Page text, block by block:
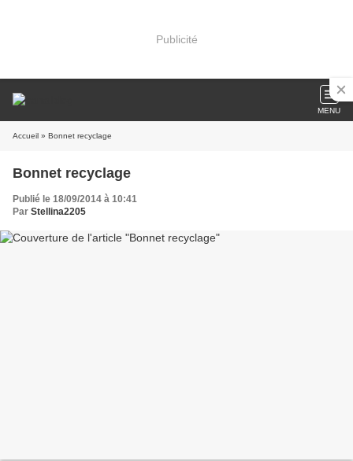
Publicité
MENU
Accueil » Bonnet recyclage
Bonnet recyclage
Publié le 18/09/2014 à 10:41
Par Stellina2205